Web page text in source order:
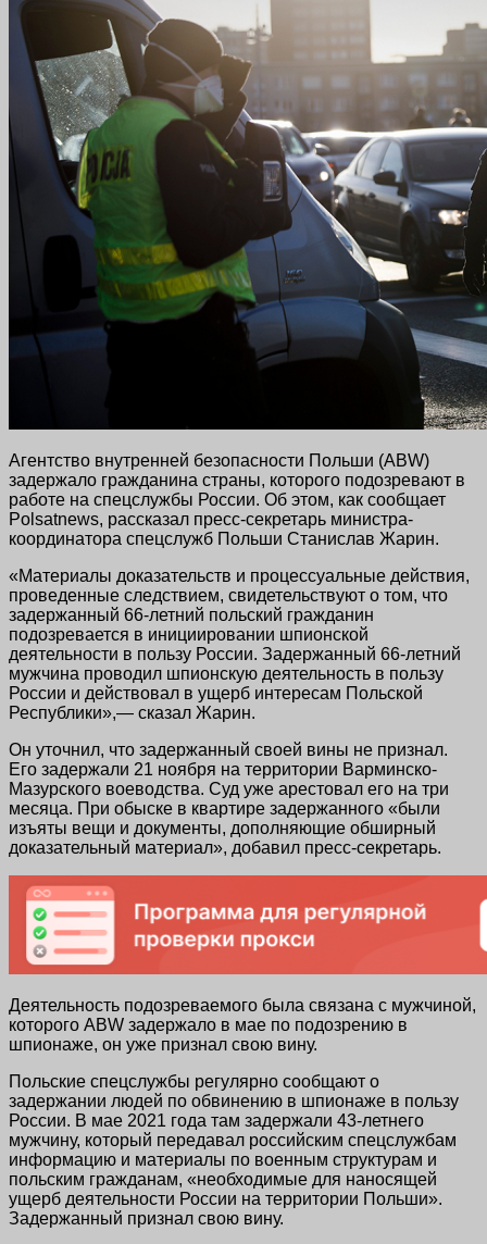
Агентство внутренней безопасности Польши (ABW)
задержало гражданина страны, которого подозревают в
работе на спецслужбы России. Об этом, как сообщает
Polsatnews, рассказал пресс-секретарь министра-
координатора спецслужб Польши Станислав Жарин.
«Материалы доказательств и процессуальные действия,
проведенные следствием, свидетельствуют о том, что
задержанный 66-летний польский гражданин
подозревается в инициировании шпионской
деятельности в пользу России. Задержанный 66-летний
мужчина проводил шпионскую деятельность в пользу
России и действовал в ущерб интересам Польской
Республики»,— сказал Жарин.
Он уточнил, что задержанный своей вины не признал.
Его задержали 21 ноября на территории Варминско-
Мазурского воеводства. Суд уже арестовал его на три
месяца. При обыске в квартире задержанного «были
изъяты вещи и документы, дополняющие обширный
доказательный материал», добавил пресс-секретарь.
Деятельность подозреваемого была связана с мужчиной,
которого ABW задержало в мае по подозрению в
шпионаже, он уже признал свою вину.
Польские спецслужбы регулярно сообщают о
задержании людей по обвинению в шпионаже в пользу
России. В мае 2021 года там задержали 43-летнего
мужчину, который передавал российским спецслужбам
информацию и материалы по военным структурам и
польским гражданам, «необходимые для наносящей
ущерб деятельности России на территории Польши».
Задержанный признал свою вину.